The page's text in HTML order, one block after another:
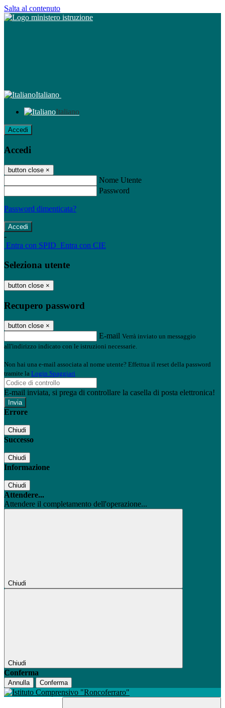
Salta al contenuto
Italiano
Italiano
Accedi
Accedi
button close ×
Nome Utente
Password
Password dimenticata?
-
Entra con SPID Entra con CIE
Seleziona utente
button close ×
Recupero password
button close ×
E-mail Verrà inviato un messaggio
all'indirizzo indicato con le istruzioni necessarie.
Non hai una e-mail associata al nome utente? Effettua il reset della password
tramite la Login Spaggiari
E-mail inviata, si prega di controllare la casella di posta elettronica!
Errore
Chiudi
Successo
Chiudi
Informazione
Chiudi
Attendere...
Attendere il completamento dell'operazione...
Chiudi
Chiudi
Conferma
Annulla Conferma